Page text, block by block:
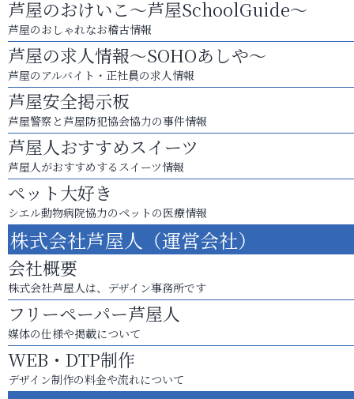
芦屋のおけいこ～芦屋SchoolGuide～
芦屋のおしゃれなお稽古情報
芦屋の求人情報～SOHOあしや～
芦屋のアルバイト・正社員の求人情報
芦屋安全掲示板
芦屋警察と芦屋防犯協会協力の事件情報
芦屋人おすすめスイーツ
芦屋人がおすすめするスイーツ情報
ペット大好き
シエル動物病院協力のペットの医療情報
株式会社芦屋人（運営会社）
会社概要
株式会社芦屋人は、デザイン事務所です
フリーペーパー芦屋人
媒体の仕様や掲載について
WEB・DTP制作
デザイン制作の料金や流れについて